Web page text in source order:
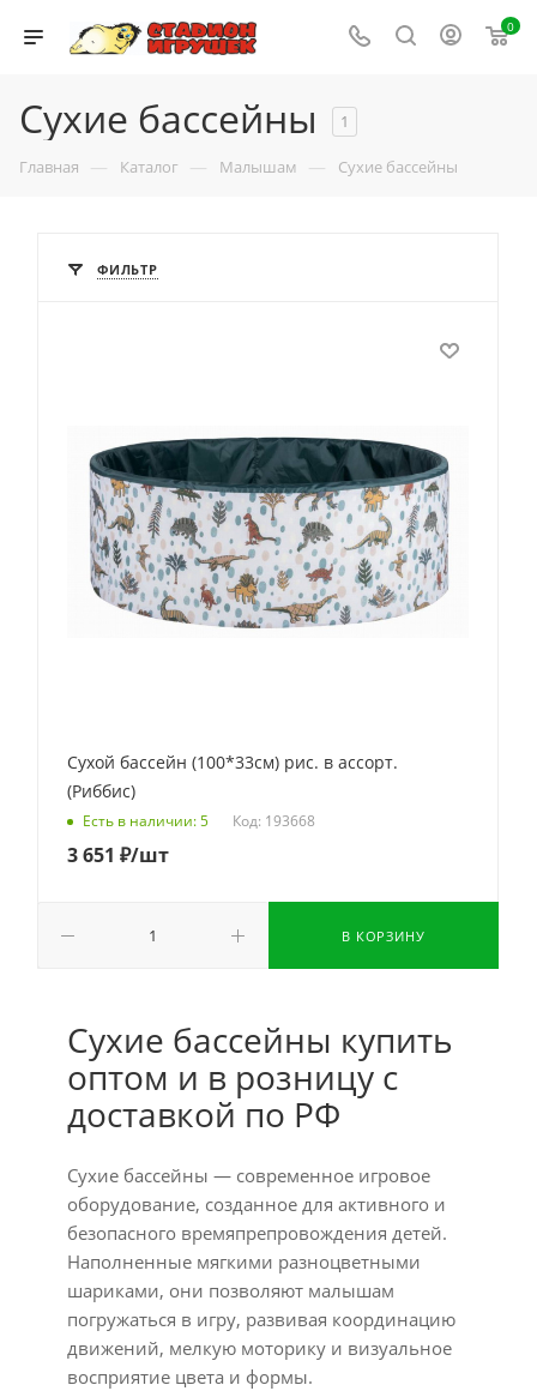
0
Сухие бассейны 1
Главная — Каталог — Малышам — Сухие бассейны
ФИЛЬТР
Сухой бассейн (100*33см) рис. в ассорт.
(Риббис)
Есть в наличии: 5 Код: 193668
3 651 ₽/шт
В КОРЗИНУ
Сухие бассейны купить
оптом и в розницу с
доставкой по РФ
Сухие бассейны — современное игровое
оборудование, созданное для активного и
безопасного времяпрепровождения детей.
Наполненные мягкими разноцветными
шариками, они позволяют малышам
погружаться в игру, развивая координацию
движений, мелкую моторику и визуальное
восприятие цвета и формы.